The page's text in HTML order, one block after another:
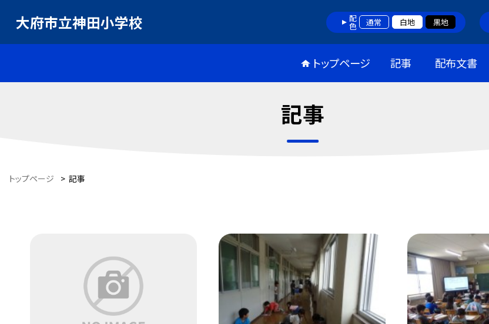
大府市立神田小学校 配色 通常 白地 黒地
トップページ 記事 配布文書
記事
トップページ > 記事